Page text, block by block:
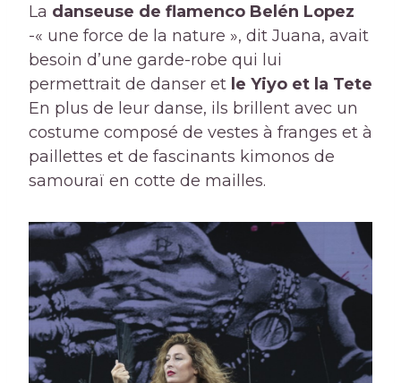
La danseuse de flamenco Belén Lopez
-« une force de la nature », dit Juana, avait
besoin d’une garde-robe qui lui
permettrait de danser et le Yiyo et la Tete
En plus de leur danse, ils brillent avec un
costume composé de vestes à franges et à
paillettes et de fascinants kimonos de
samouraï en cotte de mailles.